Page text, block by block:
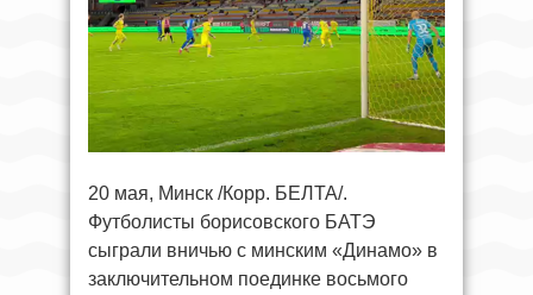
20 мая, Минск /Корр. БЕЛТА/.
Футболисты борисовского БАТЭ
сыграли вничью с минским «Динамо» в
заключительном поединке восьмого